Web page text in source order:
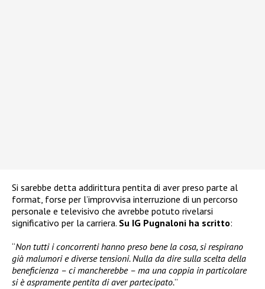
Si sarebbe detta addirittura pentita di aver preso parte al
format, forse per l’improvvisa interruzione di un percorso
personale e televisivo che avrebbe potuto rivelarsi
significativo per la carriera. Su IG Pugnaloni ha scritto:
“Non tutti i concorrenti hanno preso bene la cosa, si respirano
già malumori e diverse tensioni. Nulla da dire sulla scelta della
beneficienza – ci mancherebbe – ma una coppia in particolare
si è aspramente pentita di aver partecipato.”